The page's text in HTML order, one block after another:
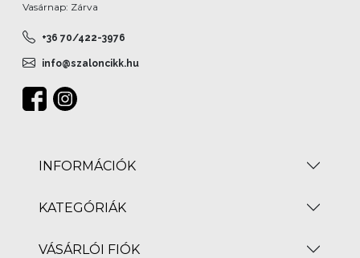
Vasárnap: Zárva
+36 70/422-3976
info@szaloncikk.hu
INFORMÁCIÓK
KATEGÓRIÁK
VÁSÁRLÓI FIÓK